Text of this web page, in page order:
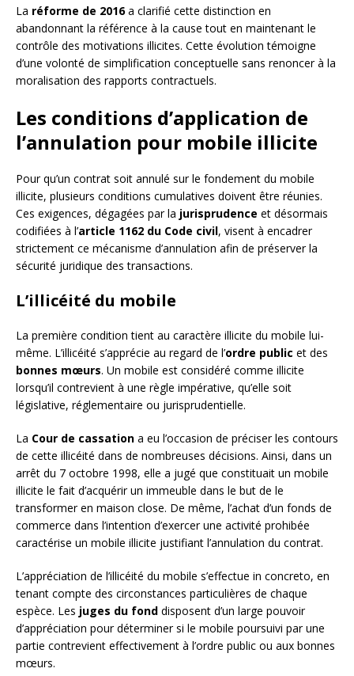
La réforme de 2016a clarifié cette distinction en
abandonnant la référence à la cause tout en maintenant le
contrôle des motivations illicites. Cette évolution témoigne
d’une volonté de simplification conceptuelle sans renoncer à la
moralisation des rapports contractuels.
Les conditions d’application de
l’annulation pour mobile illicite
Pour qu’un contrat soit annulé sur le fondement du mobile
illicite, plusieurs conditions cumulatives doivent être réunies.
Ces exigences, dégagées par la jurisprudence et désormais
codifiées à l’article 1162 du Code civil, visent à encadrer
strictement ce mécanisme d’annulation afin de préserver la
sécurité juridique des transactions.
L’illicéité du mobile
La première condition tient au caractère illicite du mobile lui-
même. L’illicéité s’apprécie au regard de l’ordre public et des
bonnes mœurs. Un mobile est considéré comme illicite
lorsqu’il contrevient à une règle impérative, qu’elle soit
législative, réglementaire ou jurisprudentielle.
La Cour de cassation a eu l’occasion de préciser les contours
de cette illicéité dans de nombreuses décisions. Ainsi, dans un
arrêt du 7 octobre 1998, elle a jugé que constituait un mobile
illicite le fait d’acquérir un immeuble dans le but de le
transformer en maison close. De même, l’achat d’un fonds de
commerce dans l’intention d’exercer une activité prohibée
caractérise un mobile illicite justifiant l’annulation du contrat.
L’appréciation de l’illicéité du mobile s’effectue in concreto, en
tenant compte des circonstances particulières de chaque
espèce. Les juges du fond disposent d’un large pouvoir
d’appréciation pour déterminer si le mobile poursuivi par une
partie contrevient effectivement à l’ordre public ou aux bonnes
mœurs.